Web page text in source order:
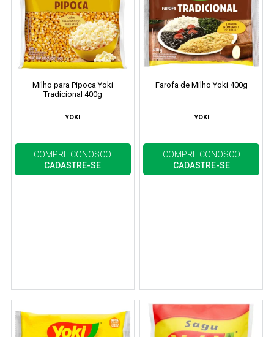
Milho para Pipoca Yoki
Tradicional 400g
YOKI
COMPRE CONOSCO
CADASTRE-SE
Farofa de Milho Yoki 400g
YOKI
COMPRE CONOSCO
CADASTRE-SE